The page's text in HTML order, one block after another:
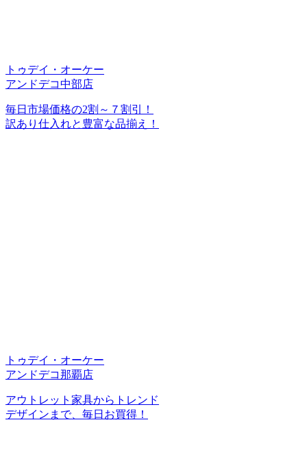
トゥデイ・オーケー
アンドデコ中部店
毎日市場価格の2割～７割引！
訳あり仕入れと豊富な品揃え！
トゥデイ・オーケー
アンドデコ那覇店
アウトレット家具からトレンド
デザインまで、毎日お買得！